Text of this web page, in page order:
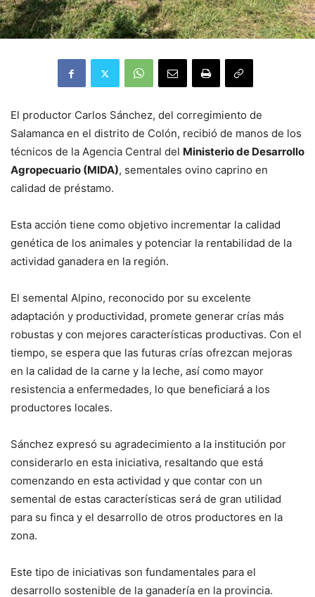
El productor Carlos Sánchez, del corregimiento de
Salamanca en el distrito de Colón, recibió de manos de los
técnicos de la Agencia Central del Ministerio de Desarrollo
Agropecuario (MIDA), sementales ovino caprino en
calidad de préstamo.
Esta acción tiene como objetivo incrementar la calidad
genética de los animales y potenciar la rentabilidad de la
actividad ganadera en la región.
El semental Alpino, reconocido por su excelente
adaptación y productividad, promete generar crías más
robustas y con mejores características productivas. Con el
tiempo, se espera que las futuras crías ofrezcan mejoras
en la calidad de la carne y la leche, así como mayor
resistencia a enfermedades, lo que beneficiará a los
productores locales.
Sánchez expresó su agradecimiento a la institución por
considerarlo en esta iniciativa, resaltando que está
comenzando en esta actividad y que contar con un
semental de estas características será de gran utilidad
para su finca y el desarrollo de otros productores en la
zona.
Este tipo de iniciativas son fundamentales para el
desarrollo sostenible de la ganadería en la provincia.